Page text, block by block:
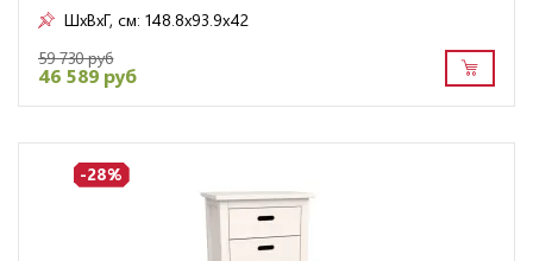
ШxВxГ, см: 148.8x93.9x42
59 730 руб
46 589 руб
-28%